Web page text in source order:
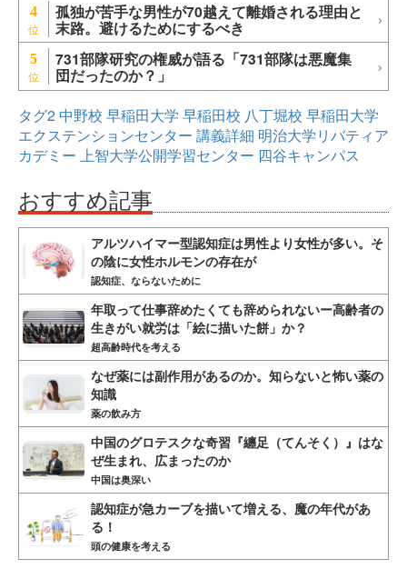
4 孤独が苦手な男性が70越えて離婚される理由と
末路。避けるためにするべき
5 731部隊研究の権威が語る「731部隊は悪魔集
団だったのか？」
タグ2 中野校 早稲田大学 早稲田校 八丁堀校 早稲田大学
エクステンションセンター 講義詳細 明治大学リバティア
カデミー 上智大学公開学習センター 四谷キャンパス
おすすめ記事
アルツハイマー型認知症は男性より女性が多い。そ
の陰に女性ホルモンの存在が
認知症、ならないために
年取って仕事辞めたくても辞められないー高齢者の
生きがい就労は「絵に描いた餅」か？
超高齢時代を考える
なぜ薬には副作用があるのか。知らないと怖い薬の
知識
薬の飲み方
中国のグロテスクな奇習『纏足（てんそく）』はな
ぜ生まれ、広まったのか
中国は奥深い
認知症が急カーブを描いて増える、魔の年代があ
る！
頭の健康を考える